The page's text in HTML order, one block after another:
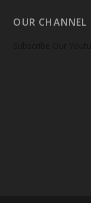
OUR CHANNEL